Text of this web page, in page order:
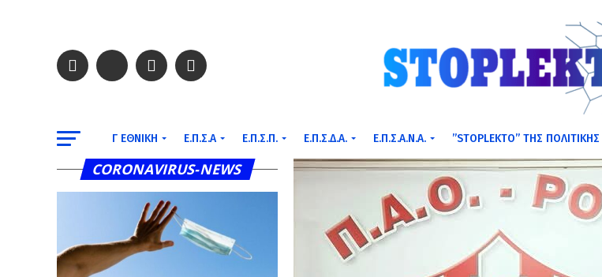
Γ ΕΘΝΙΚΉ Ε.Π.Σ.Α Ε.Π.Σ.Π. Ε.Π.Σ.Δ.Α. Ε.Π.Σ.Α.Ν.Α. ”STOPLEKTO” ΤΗΣ ΠΟΛΙΤΙΚΗΣ
CORONAVIRUS-NEWS